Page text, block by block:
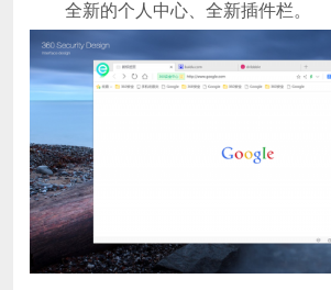
全新的个人中心、全新插件栏。